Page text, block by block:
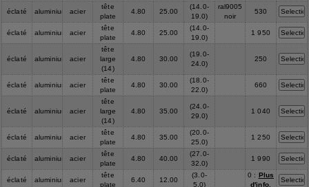
éclaté aluminium acier
tête
plate
4.80 25.00
(14.0-
19.0)
ral9005
noir
530
éclaté aluminium acier
tête
plate
4.80 25.00
(14.0-
19.0)
1 950
éclaté aluminium acier
tête
large
(14)
4.80 30.00
(19.0-
24.0)
250
éclaté aluminium acier
tête
plate
4.80 30.00
(18.0-
22.0)
660
éclaté aluminium acier
tête
large
(14)
4.80 35.00
(24.0-
29.0)
1 040
éclaté aluminium acier
tête
plate
4.80 35.00
(20.0-
25.0)
1 250
éclaté aluminium acier
tête
plate
4.80 40.00
(27.0-
32.0)
1 990
éclaté aluminium acier
tête
plate
6.40 12.00
(3.0-
5.0)
0 : Plus
d'info.